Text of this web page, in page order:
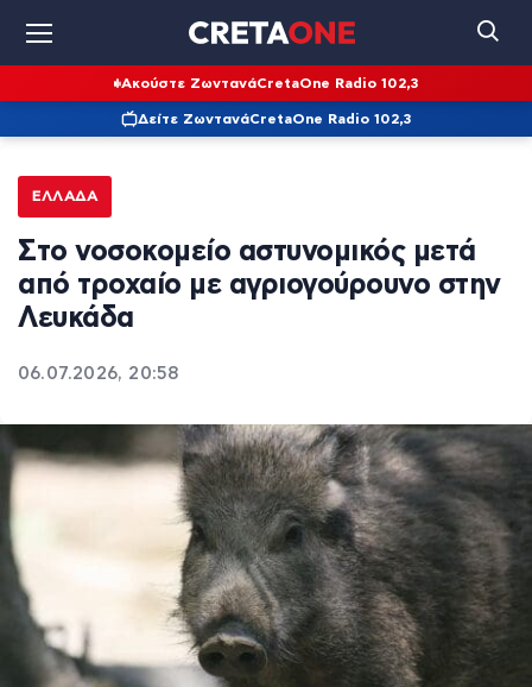
Ακούστε ΖωντανάCretaOne Radio 102,3
Δείτε ΖωντανάCretaOne Radio 102,3
ΕΛΛΆΔΑ
Στο νοσοκομείο αστυνομικός μετά
από τροχαίο με αγριογούρουνο στην
Λευκάδα
06.07.2026, 20:58